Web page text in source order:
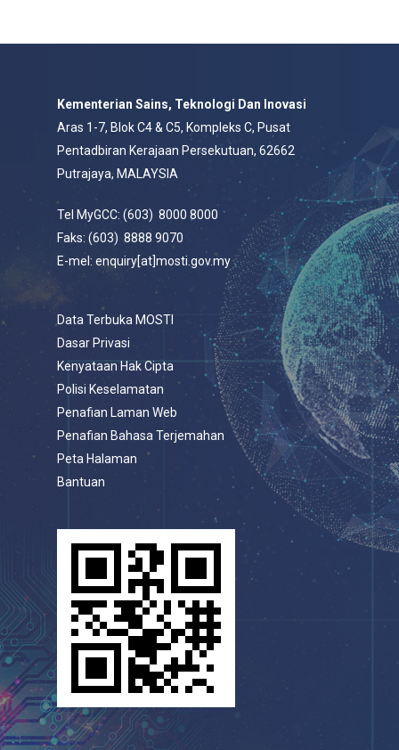
Kementerian Sains, Teknologi Dan Inovasi
Aras 1-7, Blok C4 & C5, Kompleks C, Pusat
Pentadbiran Kerajaan Persekutuan, 62662
Putrajaya, MALAYSIA
Tel MyGCC: (603) 8000 8000
Faks: (603) 8888 9070
E-mel: enquiry[at]mosti.gov.my
Data Terbuka MOSTI
Dasar Privasi
Kenyataan Hak Cipta
Polisi Keselamatan
Penafian Laman Web
Penafian Bahasa Terjemahan
Peta Halaman
Bantuan